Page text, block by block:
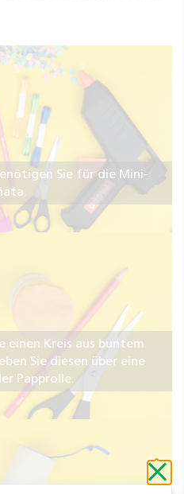
Sie für die Mini-
einen Kreis aus buntem
Sie diesen über eine
Papprolle.
ohne
zu